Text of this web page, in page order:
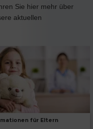
Sie hier mehr über
aktuellen
für Eltern